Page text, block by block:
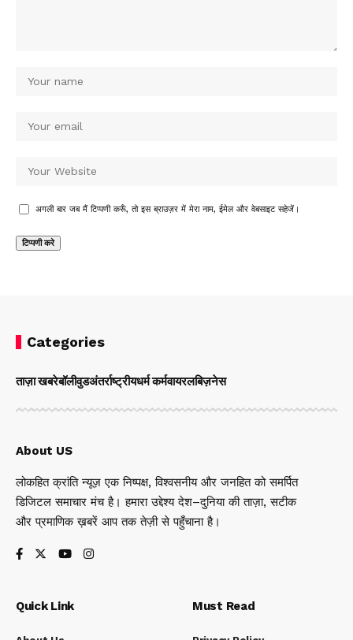
अगली बार जब मैं टिप्पणी करूँ, तो इस ब्राउज़र में मेरा नाम, ईमेल और वेबसाइट सहेजें।
Categories
ताज़ा खबरेबॉलीवुडअंतर्राष्ट्रीयधर्म कर्मवायरलबिज़नेस
About US
लोकहित क्रांति न्यूज़ एक निष्पक्ष, विश्वसनीय और जनहित को समर्पित
डिजिटल समाचार मंच है। हमारा उद्देश्य देश–दुनिया की ताज़ा, सटीक
और प्रमाणिक ख़बरें आप तक तेज़ी से पहुँचाना है।
Quick Link Must Read